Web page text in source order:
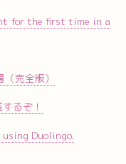
for the first time in a
完全版）
るぞ！
Duolingo.